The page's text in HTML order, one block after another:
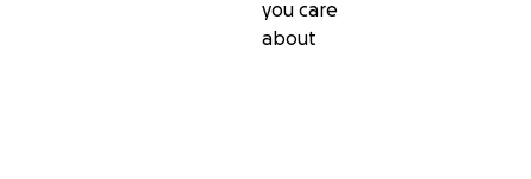
you care
about